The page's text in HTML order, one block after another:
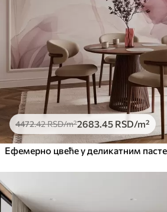
4472.42RSD/m²2683 .45 RSD/m²